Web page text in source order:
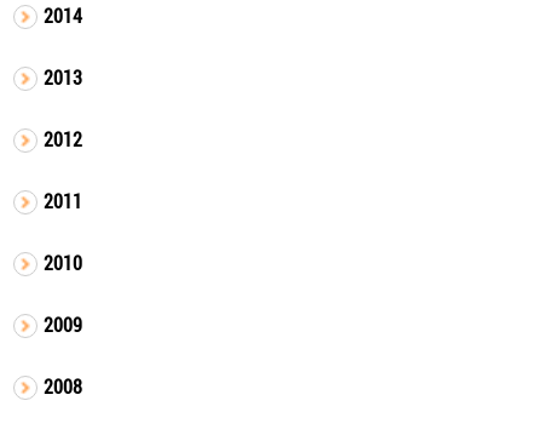
2014
2013
2012
2011
2010
2009
2008